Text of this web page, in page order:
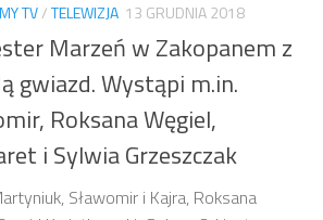
TV/TELEWIZJA 13 GRUDNIA 2018
Marzeń w Zakopanem z
gwiazd. Wystąpi m.in.
Roksana Węgiel,
i Sylwia Grzeszczak
Sławomir i Kajra, Roksana